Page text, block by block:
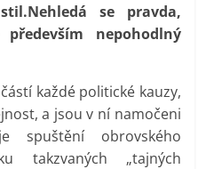
se pravda,
nepohodlný
každé politické kauzy,
a jsou v ní namočeni
spuštění obrovského
takzvaných „tajných